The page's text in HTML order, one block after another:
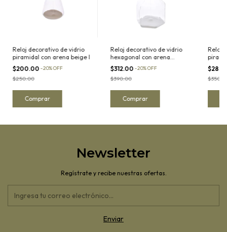
Reloj decorativo de vidrio
piramidal con arena beige I
$200.00 -20%OFF
$250.00
Reloj decorativo de vidrio
hexagonal con arena
blanca
$312.00 -20%OFF
$390.00
Reloj
Newsletter
Regístrate y recibe nuestras ofertas.